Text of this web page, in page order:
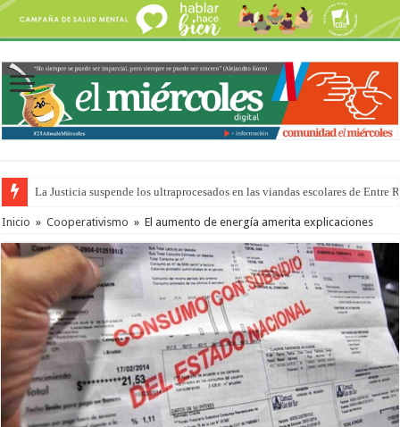
La Justicia suspende los ultraprocesados en las viandas escolares de Entre
Se presentará la obra “La Runfla de los Macanos”
Inicio » Cooperativismo » El aumento de energía amerita explicaciones